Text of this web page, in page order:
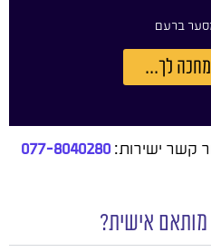
ברעם
לך...
קשר ישירות:077-8040280
אישית?